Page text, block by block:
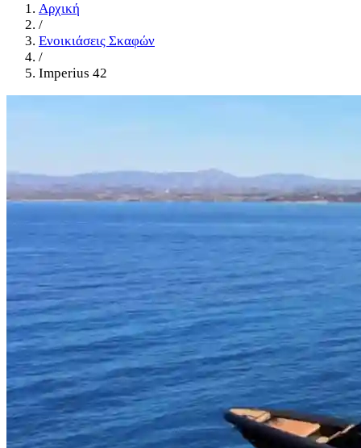
Αρχική
/
Ενοικιάσεις Σκαφών
/
Imperius 42